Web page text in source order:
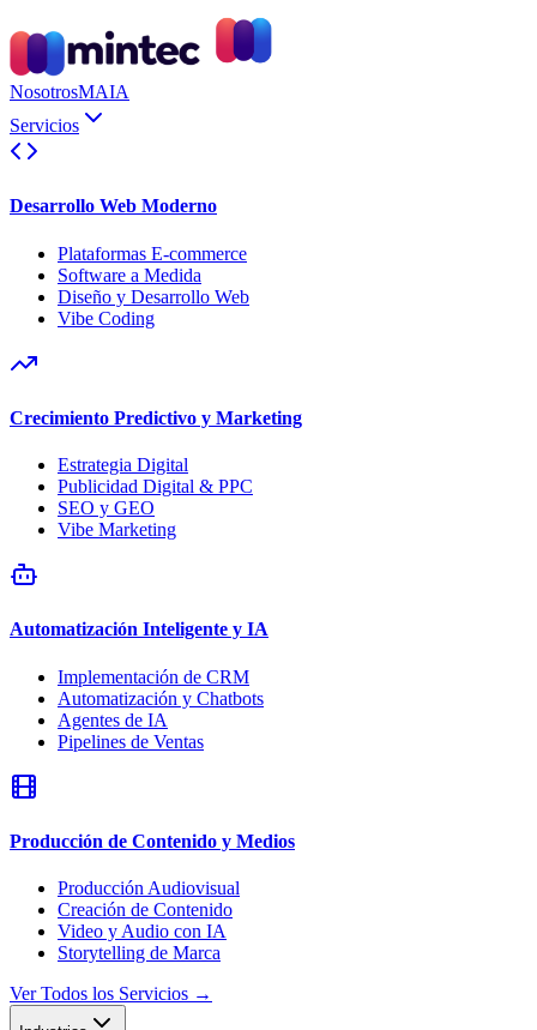
NosotrosMAIA
Servicios
Desarrollo Web Moderno
Plataformas E-commerce
Software a Medida
Diseño y Desarrollo Web
Vibe Coding
Crecimiento Predictivo y Marketing
Estrategia Digital
Publicidad Digital & PPC
SEO y GEO
Vibe Marketing
Automatización Inteligente y IA
Implementación de CRM
Automatización y Chatbots
Agentes de IA
Pipelines de Ventas
Producción de Contenido y Medios
Producción Audiovisual
Creación de Contenido
Video y Audio con IA
Storytelling de Marca
Ver Todos los Servicios →